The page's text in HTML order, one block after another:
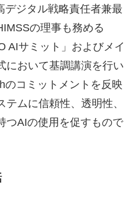
デジタル戦略責任者兼最
の理事も務める
AIサミット」およびメイ
において基調講演を行い
のコミットメントを反映
ムに信頼性、透明性、
つAIの使用を促すもので